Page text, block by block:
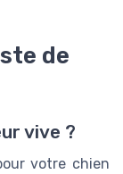
de
vive ?
votre chien